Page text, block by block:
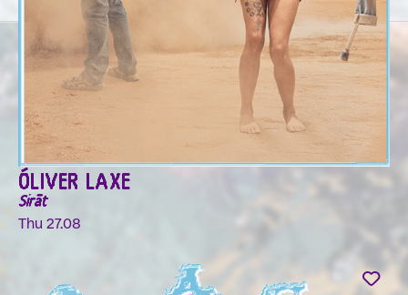
ÓLIVER LAXE
Sirāt
Thu 27.08